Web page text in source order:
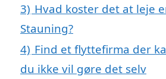
3) Hvad koster det at leje
Stauning?
4) Find et flyttefirma der
du ikke vil gøre det selv